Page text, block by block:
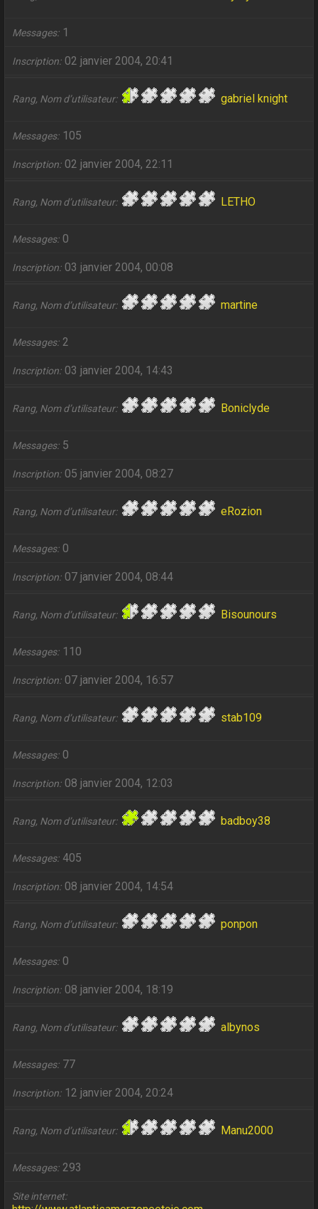
Messages 1
Inscription 02 janvier 2004, 20:41
Rang, Nom d’utilisateur gabriel knight
Messages 105
Inscription 02 janvier 2004, 22:11
Rang, Nom d’utilisateur LETHO
Messages 0
Inscription 03 janvier 2004, 00:08
Rang, Nom d’utilisateur martine
Messages 2
Inscription 03 janvier 2004, 14:43
Rang, Nom d’utilisateur Boniclyde
Messages 5
Inscription 05 janvier 2004, 08:27
Rang, Nom d’utilisateur eRozion
Messages 0
Inscription 07 janvier 2004, 08:44
Rang, Nom d’utilisateur Bisounours
Messages 110
Inscription 07 janvier 2004, 16:57
Rang, Nom d’utilisateur stab109
Messages 0
Inscription 08 janvier 2004, 12:03
Rang, Nom d’utilisateur badboy38
Messages 405
Inscription 08 janvier 2004, 14:54
Rang, Nom d’utilisateur ponpon
Messages 0
Inscription 08 janvier 2004, 18:19
Rang, Nom d’utilisateur albynos
Messages 77
Inscription 12 janvier 2004, 20:24
Rang, Nom d’utilisateur Manu2000
Messages 293
Site internet